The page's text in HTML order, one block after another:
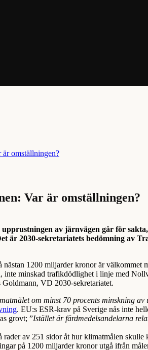
Var är omställningen?
upprustningen av järnvägen går för
är 2030-sekretariatets bedömning av
nästan 1200 miljarder kronor är
inte minskad trafikdödlighet i linje med
Goldmann, VD 2030-sekretariatet.
om minst 70 procents minskning
. EU:s ESR-krav på Sverige nås inte
grovt; ”Istället är färdmedelsandelarna
rader av 251 sidor åt hur klimatmålen
på 1200 miljarder kronor utgå ifrån